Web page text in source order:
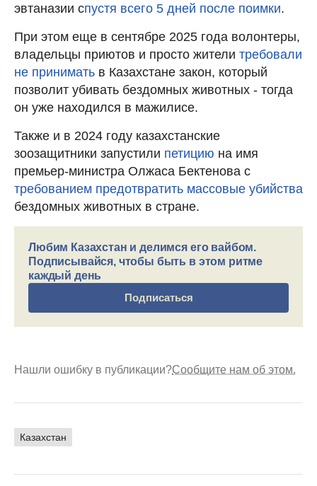
эвтаназии спустя всего 5 дней после поимки.
При этом еще в сентябре 2025 года волонтеры,
владельцы приютов и просто жители требовали
не принимать в Казахстане закон, который
позволит убивать бездомных животных - тогда
он уже находился в мажилисе.
Также и в 2024 году казахстанские
зоозащитники запустили петицию на имя
премьер-министра Олжаса Бектенова с
требованием предотвратить массовые убийства
бездомных животных в стране.
Любим Казахстан и делимся его вайбом.
Подписывайся, чтобы быть в этом ритме
каждый день
Подписаться
Нашли ошибку в публикации?Сообщите нам об этом.
Казахстан